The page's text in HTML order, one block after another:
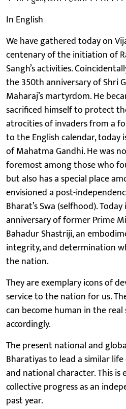
In English
We have gathered today on
centenary of the initiation of
Sangh’s activities.
the 350th anniversary of Shri
Maharaj’s martyrdom. He
sacrificed himself to protect
atrocities of invaders from a
to the English calendar,
of Mahatma Gandhi. He was
foremost among those who
but also has a special place
envisioned a post-
Bharat’s Swa (selfhood).
anniversary of former Prime
Bahadur Shastriji, an
integrity, and determination
the nation.
They are exemplary icons of
service to the nation for us.
can become human in the real
accordingly.
The present national and
Bharatiyas to lead a similar
and national character. This
collective progress as an
past year.